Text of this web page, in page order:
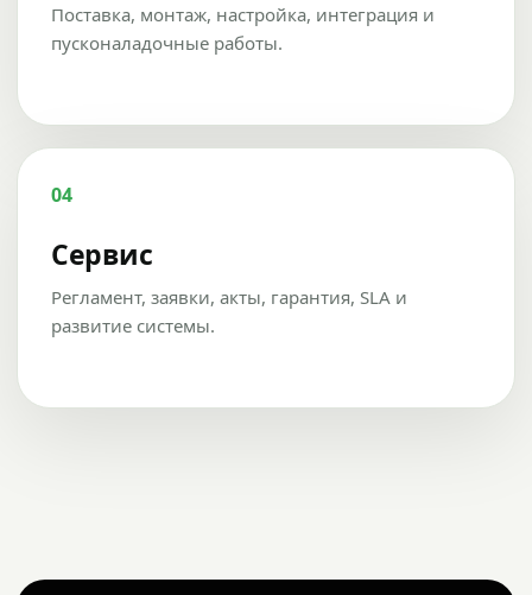
Поставка, монтаж, настройка, интеграция и
пусконаладочные работы.
04
Сервис
Регламент, заявки, акты, гарантия, SLA и
развитие системы.